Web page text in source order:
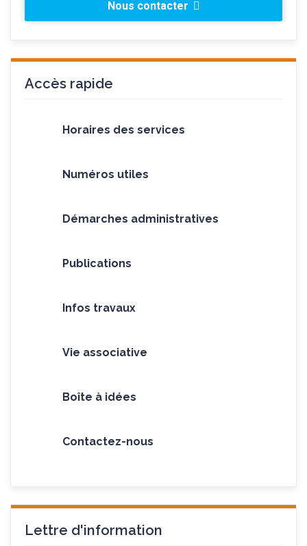
Nous contacter
Accès rapide
Horaires des services
Numéros utiles
Démarches administratives
Publications
Infos travaux
Vie associative
Boîte à idées
Contactez-nous
Lettre d'information